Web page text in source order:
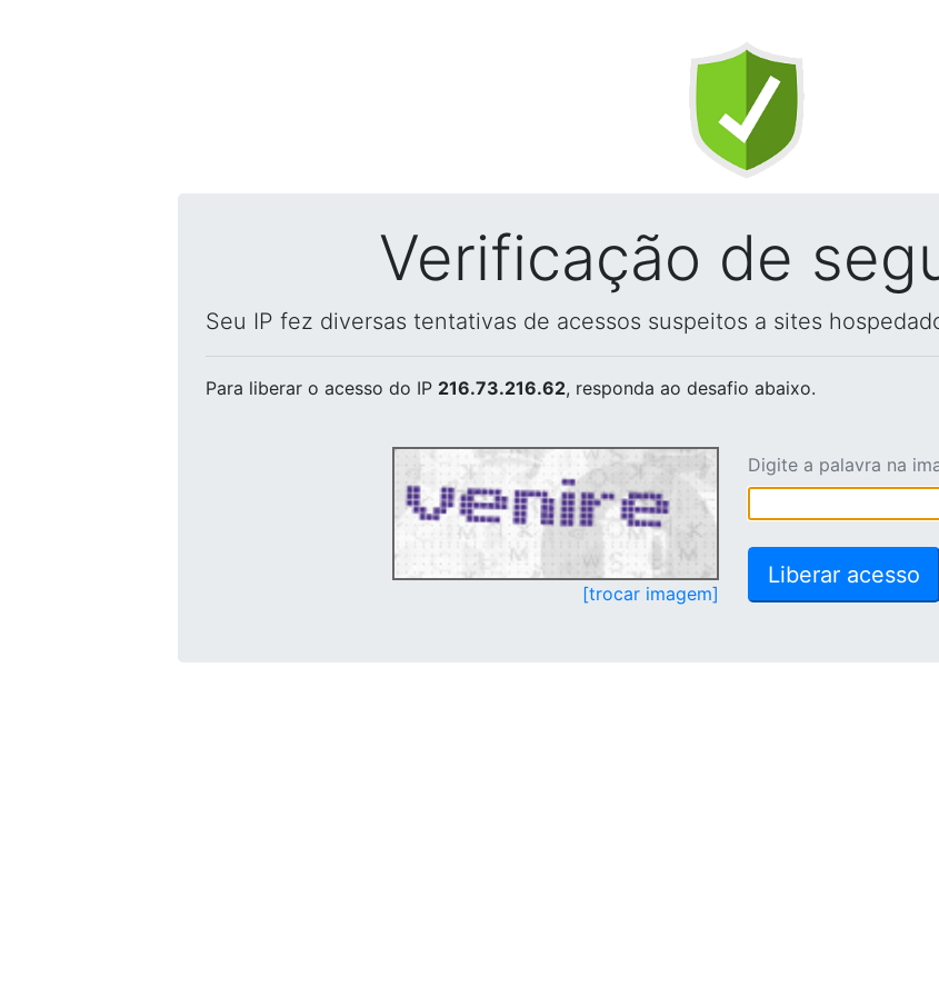
Verificação de
Seu IP fez diversas tentativas de acessos suspeitos a sites
Para liberar o acesso do IP 216.73.216.62, responda ao desafio abaixo.
[trocar imagem]
Digite a palavra na